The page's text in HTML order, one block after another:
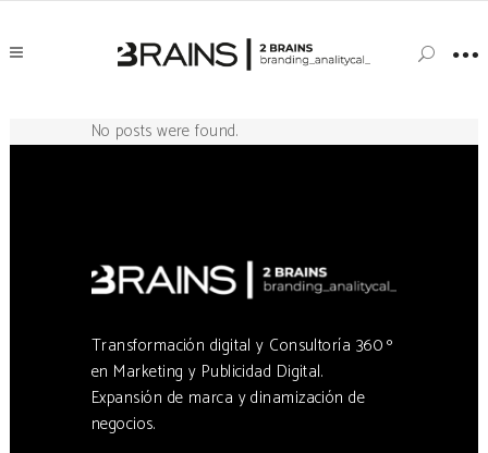
No posts were found.
Transformación digital y Consultoría 360 º
en Marketing y Publicidad Digital.
Expansión de marca y dinamización de
negocios.